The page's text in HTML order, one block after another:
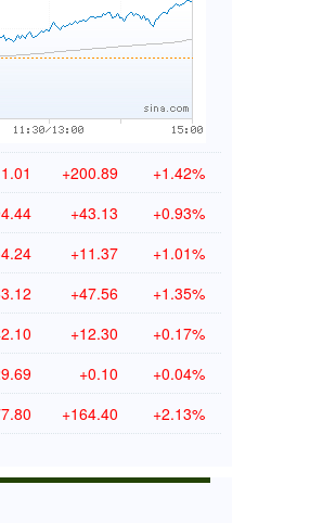
+200.89 +1.42%
+43.13 +0.93%
+11.37 +1.01%
+47.56 +1.35%
+12.30 +0.17%
+0.10 +0.04%
+164.40 +2.13%